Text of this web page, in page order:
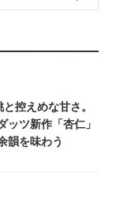
控えめな甘さ。
ッツ新作「杏仁」
韻を味わう